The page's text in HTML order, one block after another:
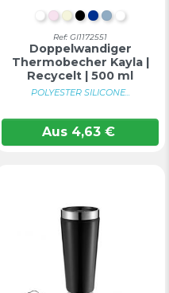
WEIß
PASTELLROSA
BEIGE
SCHWARZ
BLAU
Ref: GI1172551
Doppelwandiger
Thermobecher Kayla |
Recycelt | 500 ml
POLYESTER SILICONE...
Aus4,63 €